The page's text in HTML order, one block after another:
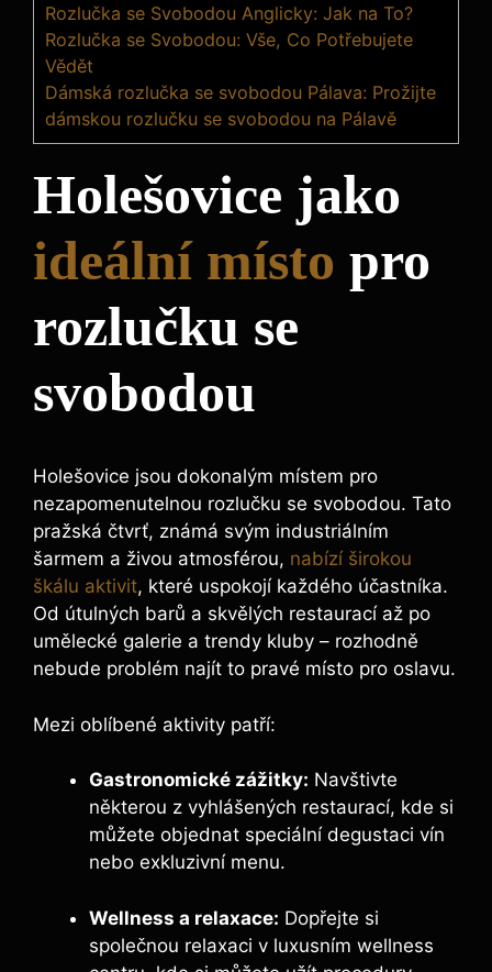
Rozlučka se Svobodou Anglicky: Jak na To?
Rozlučka se Svobodou: Vše, Co Potřebujete
Vědět
Dámská rozlučka se svobodou Pálava: Prožijte
dámskou rozlučku se svobodou na Pálavě
Holešovice jako
ideální místo pro
rozlučku se
svobodou
Holešovice jsou dokonalým místem pro
nezapomenutelnou rozlučku se svobodou. Tato
pražská čtvrť, známá svým industriálním
šarmem a živou atmosférou, nabízí širokou
škálu aktivit, které uspokojí každého účastníka.
Od útulných barů a skvělých restaurací až po
umělecké galerie a trendy kluby – rozhodně
nebude problém najít to pravé místo pro oslavu.
Mezi oblíbené aktivity patří:
Gastronomické zážitky: Navštivte
některou z vyhlášených restaurací, kde si
můžete objednat speciální degustaci vín
nebo exkluzivní menu.
Wellness a relaxace: Dopřejte si
společnou relaxaci v luxusním wellness